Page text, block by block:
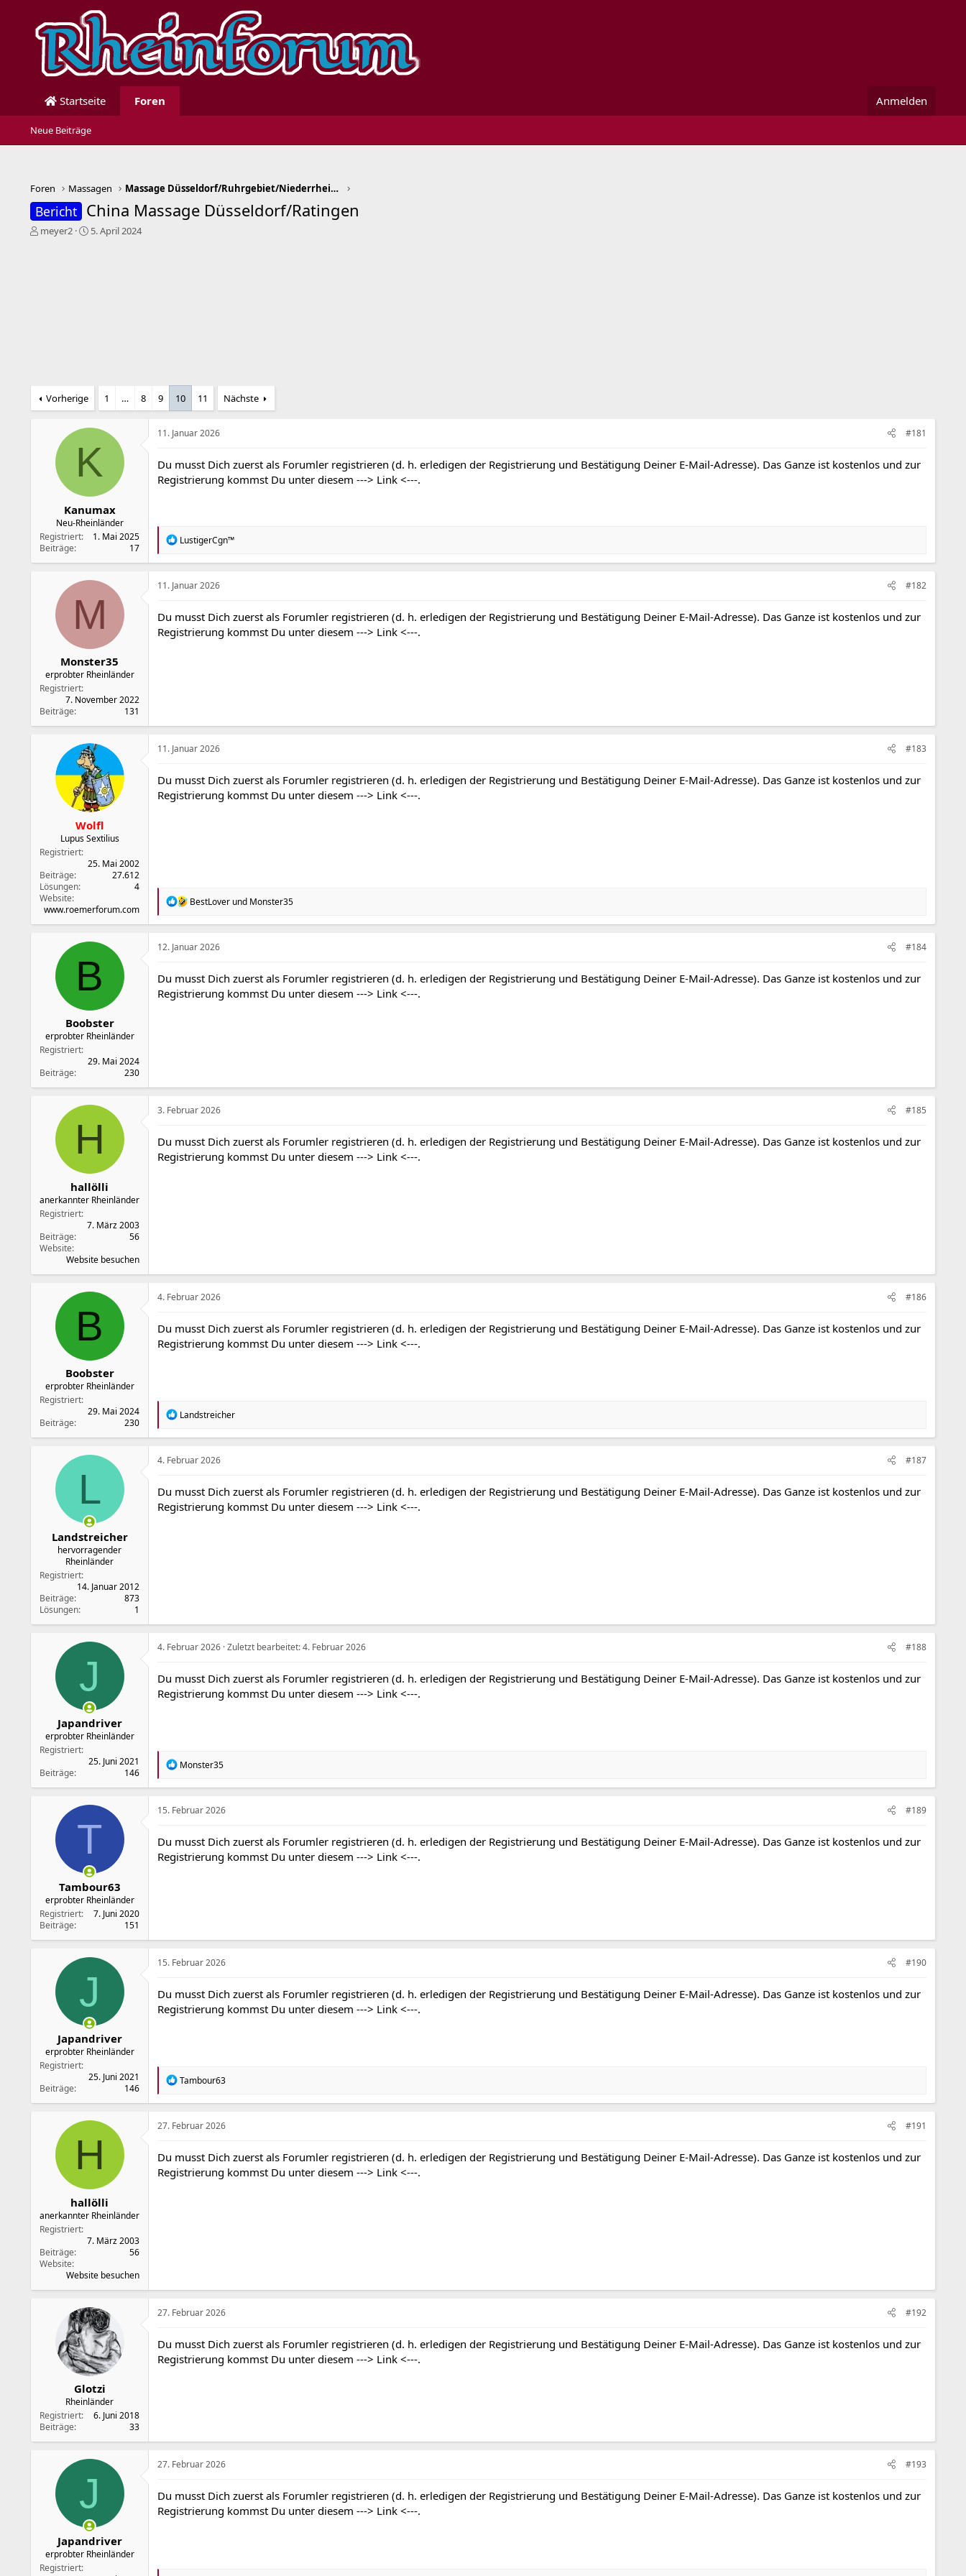
Startseite Foren Anmelden
Neue Beiträge
Foren Massagen Massage Düsseldorf/Ruhrgebiet/Niederrhein/Welt
Bericht China Massage Düsseldorf/Ratingen
E
meyer2
E
5. April 2024
Vorherige 1 … 8 9 10 11 Nächste
K
Kanumax
Neu-Rheinländer
Registriert
1. Mai 2025
Beiträge
17
11. Januar 2026 #181
Du musst Dich zuerst als Forumler registrieren (d. h. erledigen der Registrierung und Bestätigung Deiner E-Mail-Adresse). Das Ganze ist kostenlos und zur
Registrierung kommst Du unter diesem ---> Link <---.
R
a
t
n
e
LustigerCgn™
M
Monster35
erprobter Rheinländer
Registriert
7. November 2022
Beiträge
131
11. Januar 2026 #182
Du musst Dich zuerst als Forumler registrieren (d. h. erledigen der Registrierung und Bestätigung Deiner E-Mail-Adresse). Das Ganze ist kostenlos und zur
Registrierung kommst Du unter diesem ---> Link <---.
Wolfl
Lupus Sextilius
Registriert
25. Mai 2002
Beiträge
27.612
Lösungen
4
Website
www.roemerforum.com
11. Januar 2026 #183
Du musst Dich zuerst als Forumler registrieren (d. h. erledigen der Registrierung und Bestätigung Deiner E-Mail-Adresse). Das Ganze ist kostenlos und zur
Registrierung kommst Du unter diesem ---> Link <---.
R
a
t
n
e
BestLover und Monster35
B
Boobster
erprobter Rheinländer
Registriert
29. Mai 2024
Beiträge
230
12. Januar 2026 #184
Du musst Dich zuerst als Forumler registrieren (d. h. erledigen der Registrierung und Bestätigung Deiner E-Mail-Adresse). Das Ganze ist kostenlos und zur
Registrierung kommst Du unter diesem ---> Link <---.
H
hallölli
anerkannter Rheinländer
Registriert
7. März 2003
Beiträge
56
Website
Website besuchen
3. Februar 2026 #185
Du musst Dich zuerst als Forumler registrieren (d. h. erledigen der Registrierung und Bestätigung Deiner E-Mail-Adresse). Das Ganze ist kostenlos und zur
Registrierung kommst Du unter diesem ---> Link <---.
B
Boobster
erprobter Rheinländer
Registriert
29. Mai 2024
Beiträge
230
4. Februar 2026 #186
Du musst Dich zuerst als Forumler registrieren (d. h. erledigen der Registrierung und Bestätigung Deiner E-Mail-Adresse). Das Ganze ist kostenlos und zur
Registrierung kommst Du unter diesem ---> Link <---.
R
a
t
n
e
Landstreicher
L
Landstreicher
hervorragender
Rheinländer
Registriert
14. Januar 2012
Beiträge
873
Lösungen
1
4. Februar 2026 #187
Du musst Dich zuerst als Forumler registrieren (d. h. erledigen der Registrierung und Bestätigung Deiner E-Mail-Adresse). Das Ganze ist kostenlos und zur
Registrierung kommst Du unter diesem ---> Link <---.
J
Japandriver
erprobter Rheinländer
Registriert
25. Juni 2021
Beiträge
146
4. Februar 2026 Zuletzt bearbeitet:4. Februar 2026 #188
Du musst Dich zuerst als Forumler registrieren (d. h. erledigen der Registrierung und Bestätigung Deiner E-Mail-Adresse). Das Ganze ist kostenlos und zur
Registrierung kommst Du unter diesem ---> Link <---.
R
a
t
n
e
Monster35
T
Tambour63
erprobter Rheinländer
Registriert
7. Juni 2020
Beiträge
151
15. Februar 2026 #189
Du musst Dich zuerst als Forumler registrieren (d. h. erledigen der Registrierung und Bestätigung Deiner E-Mail-Adresse). Das Ganze ist kostenlos und zur
Registrierung kommst Du unter diesem ---> Link <---.
J
Japandriver
erprobter Rheinländer
Registriert
25. Juni 2021
Beiträge
146
15. Februar 2026 #190
Du musst Dich zuerst als Forumler registrieren (d. h. erledigen der Registrierung und Bestätigung Deiner E-Mail-Adresse). Das Ganze ist kostenlos und zur
Registrierung kommst Du unter diesem ---> Link <---.
R
a
t
n
e
Tambour63
H
hallölli
anerkannter Rheinländer
Registriert
7. März 2003
Beiträge
56
Website
Website besuchen
27. Februar 2026 #191
Du musst Dich zuerst als Forumler registrieren (d. h. erledigen der Registrierung und Bestätigung Deiner E-Mail-Adresse). Das Ganze ist kostenlos und zur
Registrierung kommst Du unter diesem ---> Link <---.
Glotzi
Rheinländer
Registriert
6. Juni 2018
Beiträge
33
27. Februar 2026 #192
Du musst Dich zuerst als Forumler registrieren (d. h. erledigen der Registrierung und Bestätigung Deiner E-Mail-Adresse). Das Ganze ist kostenlos und zur
Registrierung kommst Du unter diesem ---> Link <---.
J
Japandriver
erprobter Rheinländer
Registriert
27. Februar 2026 #193
Du musst Dich zuerst als Forumler registrieren (d. h. erledigen der Registrierung und Bestätigung Deiner E-Mail-Adresse). Das Ganze ist kostenlos und zur
Registrierung kommst Du unter diesem ---> Link <---.